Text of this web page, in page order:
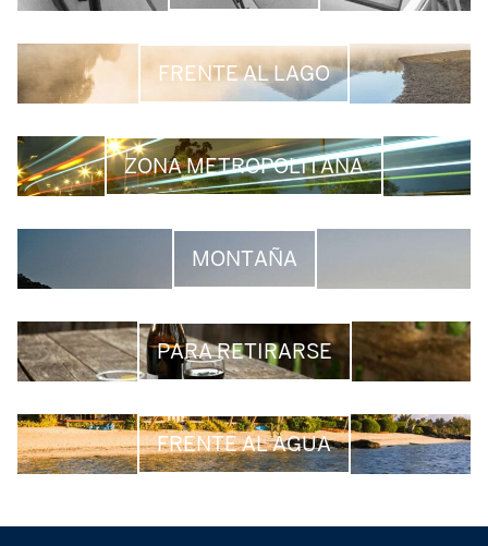
FRENTE AL LAGO
ZONA METROPOLITANA
MONTAÑA
PARA RETIRARSE
FRENTE AL AGUA